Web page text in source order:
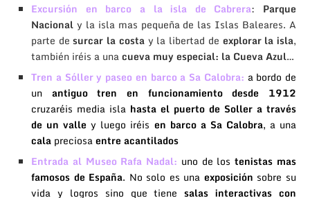
Excursión en barco a la isla de Cabrera: Parque
Nacional y la isla mas pequeña de las Islas Baleares. A
parte desurcar la costay la libertad de explorar la isla,
también iréis a unacueva muy especial: la Cueva Azul…
Tren a Sóller y paseo en barco a Sa Calobra: a bordo de
un antiguo tren en funcionamiento desde 1912
cruzaréis media isla hasta el puerto de Soller a través
de un valle y luego iréis en barco a Sa Calobra, a una
cala preciosaentre acantilados
Entrada al Museo Rafa Nadal: uno de lostenistas mas
famosos de España. No solo es una exposición sobre su
vida y logros sino que tienesalas interactivas con